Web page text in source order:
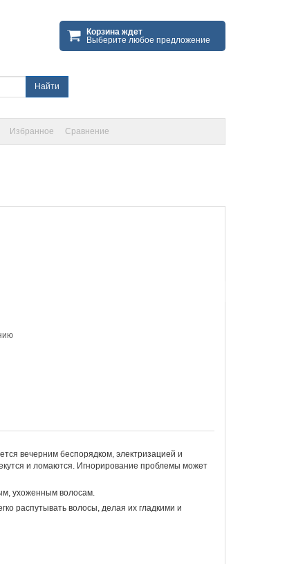
Корзина ждет
Выберите любое предложение
Найти
Избранное Сравнение
вечерним беспорядком, электризацией и
и ломаются. Игнорирование проблемы может
ухоженным волосам.
распутывать волосы, делая их гладкими и